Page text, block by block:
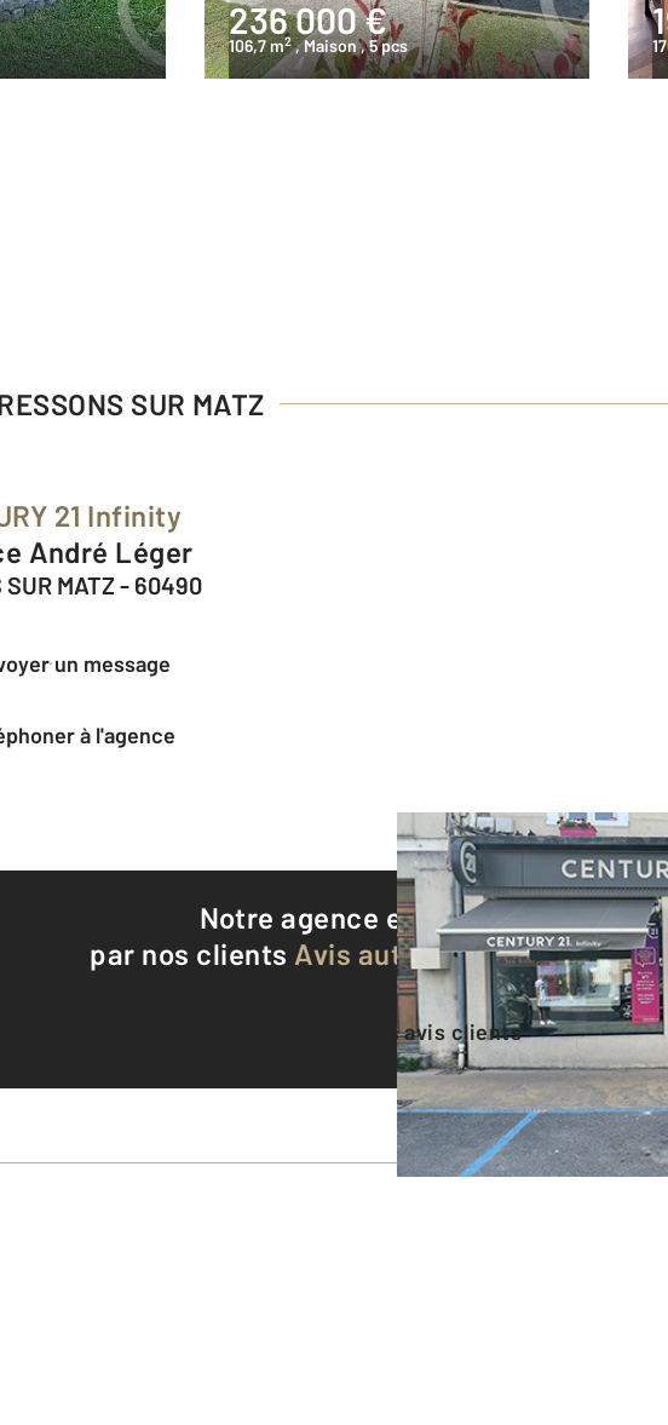
236 000 €
106,7 m2 , Maison, 5 pcs
SUR MATZ
21 Infinity
André Léger
SUR MATZ - 60490
un message
à l'agence
Notre agence est notée9,1/10
par nos clients Avis authentifiés par
Voir tous les avis clients